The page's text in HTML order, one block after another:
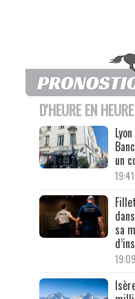
D'HEURE EN HEURE
un
19:41
sa
19:09